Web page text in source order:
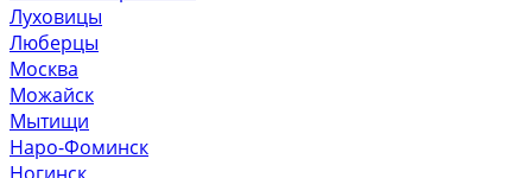
Луховицы
Люберцы
Москва
Можайск
Мытищи
Наро-Фоминск